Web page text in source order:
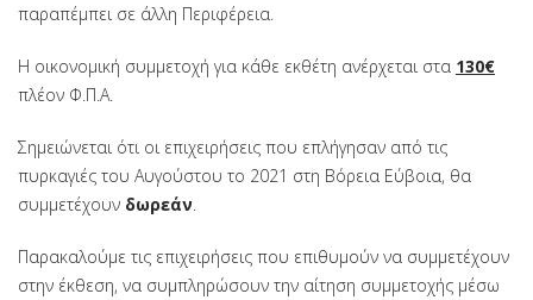
παραπέμπει σε άλλη Περιφέρεια.
Η οικονομική συμμετοχή για κάθε εκθέτη ανέρχεται στα 130€
πλέον Φ.Π.Α.
Σημειώνεται ότι οι επιχειρήσεις που επλήγησαν από τις
πυρκαγιές του Αυγούστου το 2021 στη Βόρεια Εύβοια, θα
συμμετέχουν δωρεάν
Παρακαλούμε τις επιχειρήσεις που επιθυμούν να συμμετέχουν
στην έκθεση, να συμπληρώσουν την αίτηση συμμετοχής μέσω